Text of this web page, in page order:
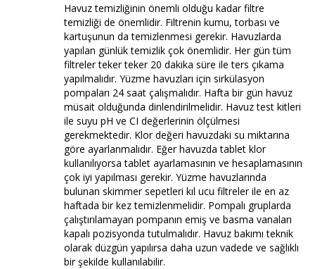
Havuz temizliğinin önemli olduğu kadar filtre
temizliği de önemlidir. Filtrenin kumu, torbası ve
kartuşunun da temizlenmesi gerekir. Havuzlarda
yapılan günlük temizlik çok önemlidir. Her gün tüm
filtreler teker teker 20 dakika süre ile ters çıkama
yapılmalıdır. Yüzme havuzları için sirkülasyon
pompaları 24 saat çalışmalıdır. Hafta bir gün havuz
müsait olduğunda dinlendirilmelidir. Havuz test kitleri
ile suyu pH ve CI değerlerinin ölçülmesi
gerekmektedir. Klor değeri havuzdaki su miktarına
göre ayarlanmalıdır. Eğer havuzda tablet klor
kullanılıyorsa tablet ayarlamasının ve hesaplamasının
çok iyi yapılması gerekir. Yüzme havuzlarında
bulunan skimmer sepetleri kıl ucu filtreler ile en az
haftada bir kez temizlenmelidir. Pompalı gruplarda
çalıştırılamayan pompanın emiş ve basma vanaları
kapalı pozisyonda tutulmalıdır. Havuz bakımı teknik
olarak düzgün yapılırsa daha uzun vadede ve sağlıklı
bir şekilde kullanılabilir.